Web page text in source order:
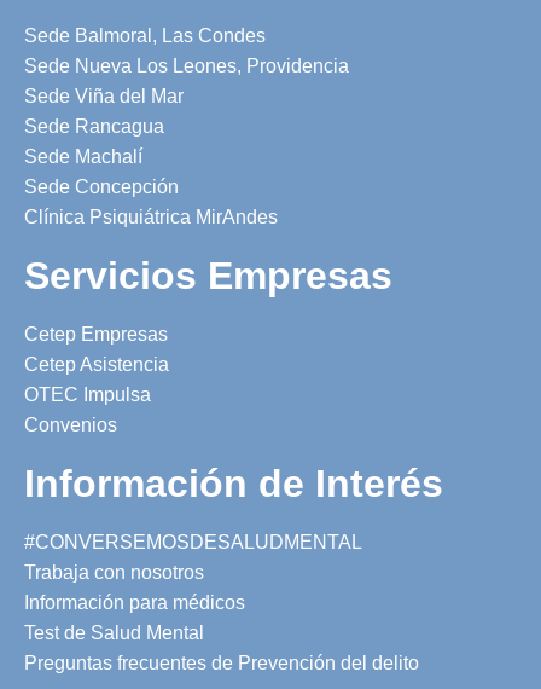
Sede Balmoral, Las Condes
Sede Nueva Los Leones, Providencia
Sede Viña del Mar
Sede Rancagua
Sede Machalí
Sede Concepción
Clínica Psiquiátrica MirAndes
Servicios Empresas
Cetep Empresas
Cetep Asistencia
OTEC Impulsa
Convenios
Información de Interés
#CONVERSEMOSDESALUDMENTAL
Trabaja con nosotros
Información para médicos
Test de Salud Mental
Preguntas frecuentes de Prevención del delito